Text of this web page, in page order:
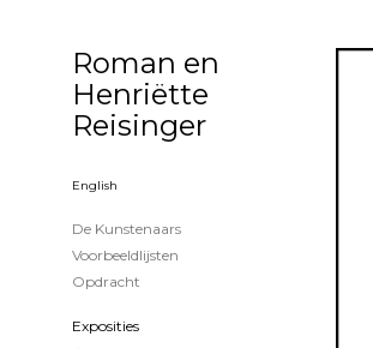
Roman en
Henriëtte
Reisinger
English
De Kunstenaars
Voorbeeldlijsten
Opdracht
Exposities